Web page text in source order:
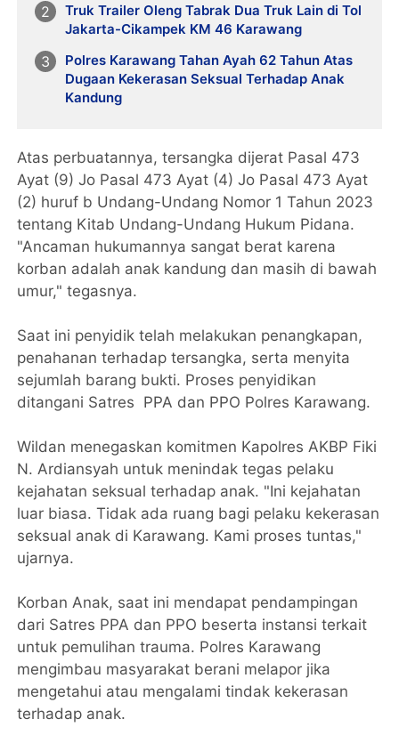
Truk Trailer Oleng Tabrak Dua Truk Lain di Tol
Jakarta-Cikampek KM 46 Karawang
Polres Karawang Tahan Ayah 62 Tahun Atas
Dugaan Kekerasan Seksual Terhadap Anak
Kandung
Atas perbuatannya, tersangka dijerat Pasal 473
Ayat (9) Jo Pasal 473 Ayat (4) Jo Pasal 473 Ayat
(2) huruf b Undang-Undang Nomor 1 Tahun 2023
tentang Kitab Undang-Undang Hukum Pidana.
"Ancaman hukumannya sangat berat karena
korban adalah anak kandung dan masih di bawah
umur," tegasnya.
Saat ini penyidik telah melakukan penangkapan,
penahanan terhadap tersangka, serta menyita
sejumlah barang bukti. Proses penyidikan
ditangani Satres PPA dan PPO Polres Karawang.
Wildan menegaskan komitmen Kapolres AKBP Fiki
N. Ardiansyah untuk menindak tegas pelaku
kejahatan seksual terhadap anak. "Ini kejahatan
luar biasa. Tidak ada ruang bagi pelaku kekerasan
seksual anak di Karawang. Kami proses tuntas,"
ujarnya.
Korban Anak, saat ini mendapat pendampingan
dari Satres PPA dan PPO beserta instansi terkait
untuk pemulihan trauma. Polres Karawang
mengimbau masyarakat berani melapor jika
mengetahui atau mengalami tindak kekerasan
terhadap anak.